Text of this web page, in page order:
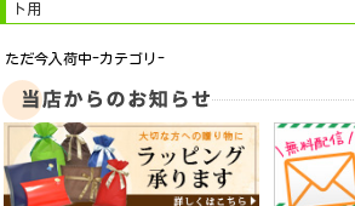
ト用
ただ今入荷中-カテゴリ-